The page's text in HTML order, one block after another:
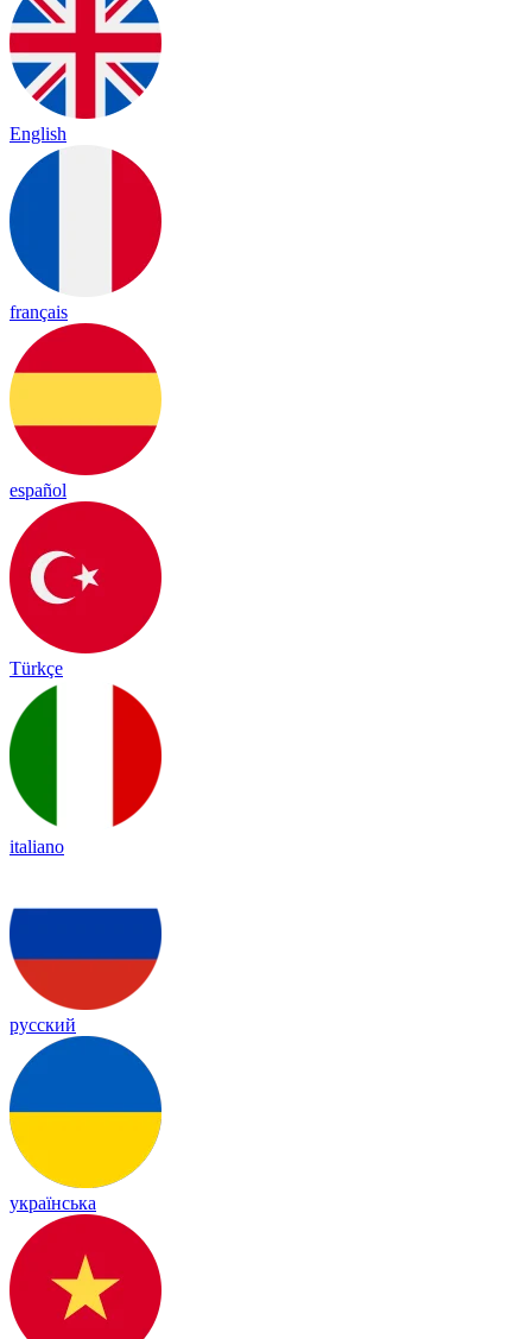
English
français
español
Türkçe
italiano
русский
українська